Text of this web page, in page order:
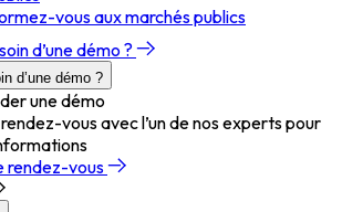
vous aux marchés publics
d’une démo ?
d’une démo ?
une démo
vous avec l’un de nos experts pour
rendez-vous